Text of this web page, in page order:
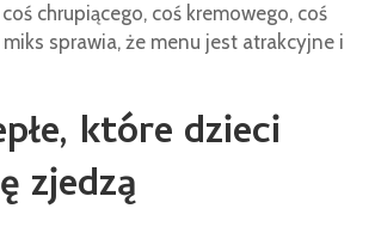
chrupiącego, coś kremowego, coś
sprawia, że menu jest atrakcyjne i
które dzieci
zjedzą